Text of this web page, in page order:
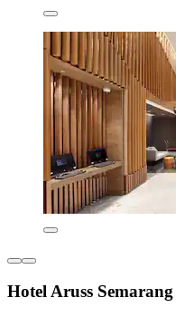
Hotel Aruss Semarang